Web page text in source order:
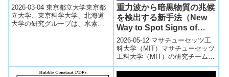
2026-03-04 東京都立大学東京都
立大学、東京科学大学、北海道
大学の研究グループは、水素吸
重力波から暗黒物質の兆候
を検出する新手法（New
Way to Spot Signs of
Dark Matter）
2026-05-12 マサチューセッツ工
科大学（MIT）マサチューセッツ
工科大学（MIT）の研究チーム
は、暗黒物質の兆候を検出する
新たな手法を提案した。暗黒物